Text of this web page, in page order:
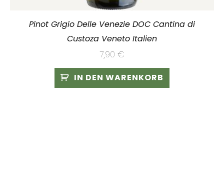
Pinot Grigio Delle Venezie DOC Cantina di
Custoza Veneto Italien
7,90 €
IN DEN WARENKORB